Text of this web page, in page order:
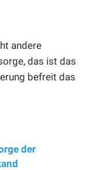
andere
das ist das
befreit das
der